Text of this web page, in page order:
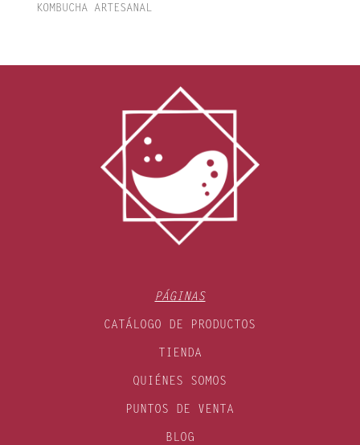
KOMBUCHA ARTESANAL
PÁGINAS
CATÁLOGO DE PRODUCTOS
TIENDA
QUIÉNES SOMOS
PUNTOS DE VENTA
BLOG